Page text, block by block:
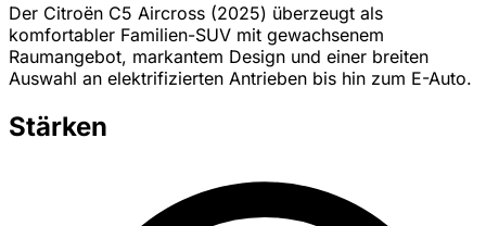
Der Citroën C5 Aircross (2025) überzeugt als
komfortabler Familien-SUV mit gewachsenem
Raumangebot, markantem Design und einer breiten
Auswahl an elektrifizierten Antrieben bis hin zum E-Auto.
Stärken